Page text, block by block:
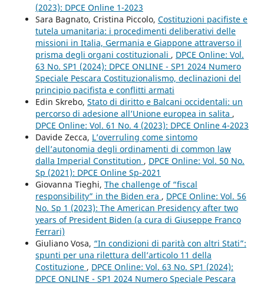
(2023): DPCE Online 1-2023
Sara Bagnato, Cristina Piccolo, Costituzioni pacifiste e
tutela umanitaria: i procedimenti deliberativi delle
missioni in Italia, Germania e Giappone attraverso il
prisma degli organi costituzionali , DPCE Online: Vol.
63 No. SP1 (2024): DPCE ONLINE - SP1 2024 Numero
Speciale Pescara Costituzionalismo, declinazioni del
principio pacifista e conflitti armati
Edin Skrebo, Stato di diritto e Balcani occidentali: un
percorso di adesione all’Unione europea in salita ,
DPCE Online: Vol. 61 No. 4 (2023): DPCE Online 4-2023
Davide Zecca, L’overruling come sintomo
dell’autonomia degli ordinamenti di common law
dalla Imperial Constitution , DPCE Online: Vol. 50 No.
Sp (2021): DPCE Online Sp-2021
Giovanna Tieghi, The challenge of “fiscal
responsibility” in the Biden era , DPCE Online: Vol. 56
No. Sp 1 (2023): The American Presidency after two
years of President Biden (a cura di Giuseppe Franco
Ferrari)
Giuliano Vosa, “In condizioni di parità con altri Stati”:
spunti per una rilettura dell’articolo 11 della
Costituzione , DPCE Online: Vol. 63 No. SP1 (2024):
DPCE ONLINE - SP1 2024 Numero Speciale Pescara